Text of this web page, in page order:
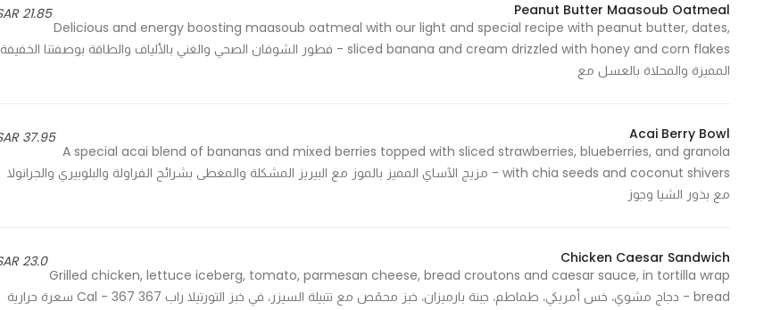
21.85 SAR
Peanut Butter Maasoub Oatmeal
Delicious and energy boosting maasoub oatmeal with our light and special recipe with peanut butter, dates,
sliced banana and cream drizzled with honey and corn flakes - فطور الشوفان الصحي والغني بالألياف والطاقة بوصفتنا الخفيفة
المميزة والمحلاة بالعسل مع
37.95 SAR
Acai Berry Bowl
A special acai blend of bananas and mixed berries topped with sliced strawberries, blueberries, and granola
with chia seeds and coconut shivers - مزيج الآساي المميز بالموز مع البيريز المشكلة والمغطى بشرائح الفراولة والبلوبيري والجرانولا
مع بذور الشيا وجوز
23.0 SAR
Chicken Caesar Sandwich
Grilled chicken, lettuce iceberg, tomato, parmesan cheese, bread croutons and caesar sauce, in tortilla wrap
bread - دجاج مشوي، خس أمريكي، طماطم، جبنة بارميزان، خبز محمًص مع تتبيلة السيزر، في خبز التورتيلا راب 367 Cal - 367 سعرة حرارية
the
website's
functionality
based on
how the
website is
used.
Experience
In order for
our website